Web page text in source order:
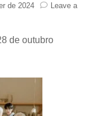
de 2024
Leave a
de outubro